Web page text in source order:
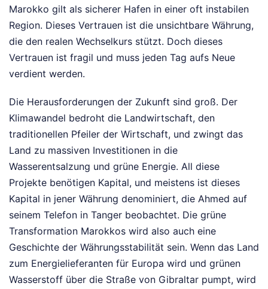
Marokko gilt als sicherer Hafen in einer oft instabilen
Region. Dieses Vertrauen ist die unsichtbare Währung,
die den realen Wechselkurs stützt. Doch dieses
Vertrauen ist fragil und muss jeden Tag aufs Neue
verdient werden.
Die Herausforderungen der Zukunft sind groß. Der
Klimawandel bedroht die Landwirtschaft, den
traditionellen Pfeiler der Wirtschaft, und zwingt das
Land zu massiven Investitionen in die
Wasserentsalzung und grüne Energie. All diese
Projekte benötigen Kapital, und meistens ist dieses
Kapital in jener Währung denominiert, die Ahmed auf
seinem Telefon in Tanger beobachtet. Die grüne
Transformation Marokkos wird also auch eine
Geschichte der Währungsstabilität sein. Wenn das Land
zum Energielieferanten für Europa wird und grünen
Wasserstoff über die Straße von Gibraltar pumpt, wird